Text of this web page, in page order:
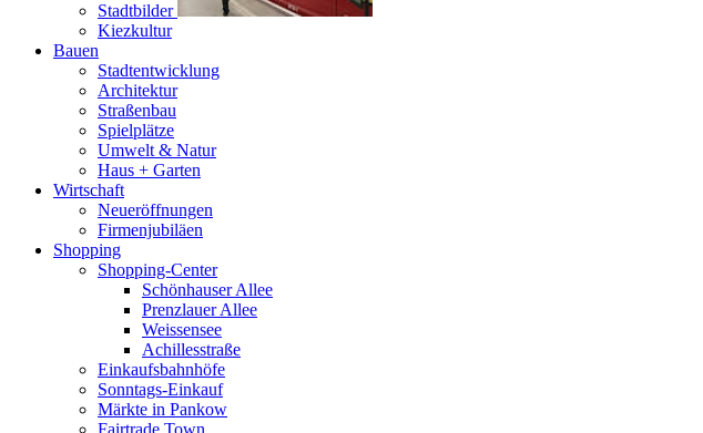
Stadtbilder
Kiezkultur
Bauen
Stadtentwicklung
Architektur
Straßenbau
Spielplätze
Umwelt & Natur
Haus + Garten
Wirtschaft
Neueröffnungen
Firmenjubiläen
Shopping
Shopping-Center
Schönhauser Allee
Prenzlauer Allee
Weissensee
Achillesstraße
Einkaufsbahnhöfe
Sonntags-Einkauf
Märkte in Pankow